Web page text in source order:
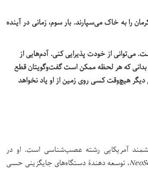
را به خاک می‌سپارند. بار سوم، زمانی در آینده
می‌توانی از خودت پذیرایی کنی. آدم‌هایی از
بدانی که هر لحظه ممکن است گفت‌وگویتان قطع
هیچ‌وقت کسی روی زمین از او یاد نخواهد
۱۹۷۱) یک نویسنده و دانشمند آمریکایی رشته عصب‌شناسی است. او در
، توسعه دهندهٔ دستگاه‌های جایگزینی حسی